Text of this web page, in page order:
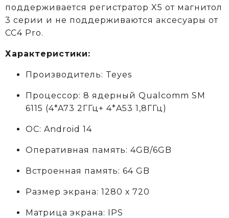
поддерживается регистратор X5 от магнитол
3 серии и не поддерживаются аксеcуары от
CC4 Pro.
Характеристики:
Производитель: Teyes
Процессор: 8 ядерный Qualcomm SM
6115 (4*A73 2ГГц+ 4*A53 1,8ГГц)
ОС: Android 14
Оперативная память: 4GB/6GB
Встроенная память: 64 GB
Размер экрана: 1280 х 720
Матрица экрана: IPS